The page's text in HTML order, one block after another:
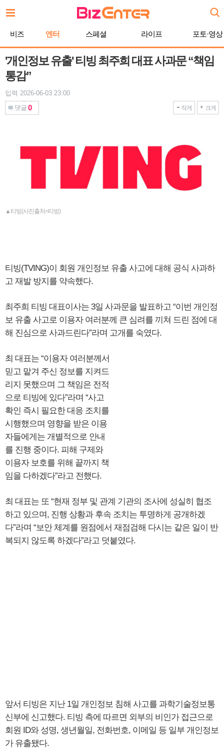
문
비즈 엔터 스페셜 라이프 포토·영상
'개인정보 유출' 티빙 최주희 대표 사과문 “책임
통감”
입력 2026-06-03 23:00
댓글 0 작게 크게
▲티빙(사진출처=티빙)
티빙(TVING)이 회원 개인정보 유출 사고에 대해 공식 사과하
고 재발 방지를 약속했다.
최주희 티빙 대표이사는 3일 사과문을 발표하고 “이번 개인정
보 유출 사고로 이용자 여러분께 큰 심려를 끼쳐 드린 점에 대
해 진심으로 사과드린다”라며 고개를 숙였다.
최 대표는 “이용자 여러분께서
믿고 맡겨 주신 정보를 지켜드
리지 못했으며 그 책임은 전적
으로 티빙에 있다”라며 “사고
확인 즉시 필요한 대응 조치를
시행했으며 영향을 받은 이용
자들에게는 개별적으로 안내
를 진행 중이다. 피해 구제와
이용자 보호를 위해 끝까지 책
임을 다하겠다”라고 전했다.
최 대표는 또 “현재 정부 및 관계 기관의 조사에 성실히 협조
하고 있으며, 진행 상황과 후속 조치는 투명하게 공개하겠
다”라며 “보안 체계를 원점에서 재점검해 다시는 같은 일이 반
복되지 않도록 하겠다”라고 덧붙였다.
앞서 티빙은 지난 1일 개인정보 침해 사고를 과학기술정보통
신부에 신고했다. 티빙 측에 따르면 외부의 비인가 접근으로
회원 ID와 성명, 생년월일, 전화번호, 이메일 등 일부 개인정보
가 유출됐다.